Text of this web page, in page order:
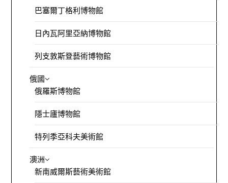
巴塞爾丁格利博物館
日內瓦阿里亞納博物館
列支敦斯登藝術博物館
俄國
俄羅斯博物館
隱士廬博物館
特列季亞科夫美術館
澳洲
新南威爾斯藝術美術館